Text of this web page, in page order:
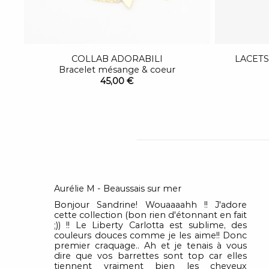
Aurélie M - Beaussais sur mer
Bonjour Sandrine! Wouaaaahh !! J'adore
cette collection (bon rien d'étonnant en fait
;)) !! Le Liberty Carlotta est sublime, des
couleurs douces comme je les aime!! Donc
premier craquage.. Ah et je tenais à vous
dire que vos barrettes sont top car elles
tiennent vraiment bien les cheveux
COLLAB ADORABILI
Bracelet mésange & coeur
45,00 €